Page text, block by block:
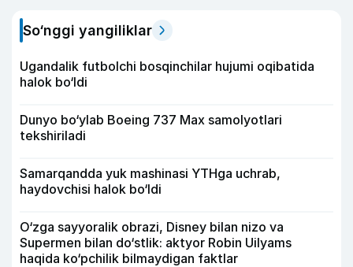
So‘nggi yangiliklar
Ugandalik futbolchi bosqinchilar hujumi oqibatida
halok bo‘ldi
Dunyo bo‘ylab Boeing 737 Max samolyotlari
tekshiriladi
Samarqandda yuk mashinasi YTHga uchrab,
haydovchisi halok bo‘ldi
O‘zga sayyoralik obrazi, Disney bilan nizo va
Supermen bilan do‘stlik: aktyor Robin Uilyams
haqida ko‘pchilik bilmaydigan faktlar